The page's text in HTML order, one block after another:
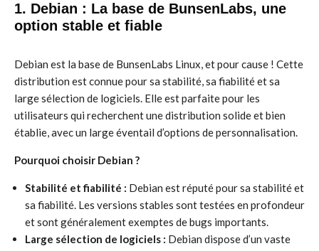
1. Debian : La base de BunsenLabs, une
option stable et fiable
Debian est la base de BunsenLabs Linux, et pour cause ! Cette
distribution est connue pour sa stabilité, sa fiabilité et sa
large sélection de logiciels. Elle est parfaite pour les
utilisateurs qui recherchent une distribution solide et bien
établie, avec un large éventail d’options de personnalisation.
Pourquoi choisir Debian ?
Stabilité et fiabilité : Debian est réputé pour sa stabilité et
sa fiabilité. Les versions stables sont testées en profondeur
et sont généralement exemptes de bugs importants.
Large sélection de logiciels : Debian dispose d’un vaste